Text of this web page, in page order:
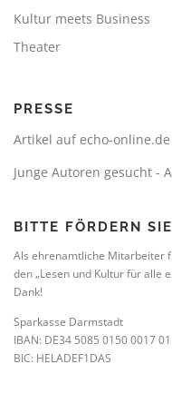
Kultur meets Business
Theater
PRESSE
Artikel auf echo-online.de
Junge Autoren gesucht -
BITTE FÖRDERN
Als ehrenamtliche Mitarbeiter
den „Lesen und Kultur für alle
Dank!
Sparkasse Darmstadt
IBAN: DE34 5085 0150 0017
BIC: HELADEF1DAS